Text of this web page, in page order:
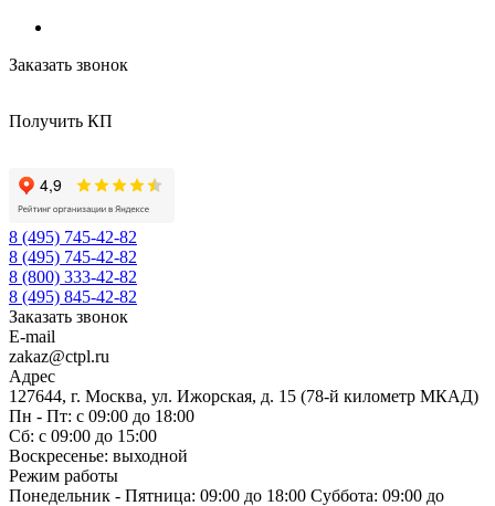
Заказать звонок
Получить КП
8 (495) 745-42-82
8 (495) 745-42-82
8 (800) 333-42-82
8 (495) 845-42-82
Заказать звонок
E-mail
zakaz@ctpl.ru
Адрес
127644, г. Москва, ул. Ижорская, д. 15 (78-й километр МКАД)
Пн - Пт: с 09:00 до 18:00
Сб: с 09:00 до 15:00
Воскресенье: выходной
Режим работы
Понедельник - Пятница: 09:00 до 18:00 Суббота: 09:00 до